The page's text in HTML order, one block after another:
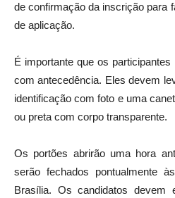
de confirmação da inscrição para
de aplicação.
É importante que os
com antecedência. Eles devem
identificação com foto e uma
ou preta com corpo transparente.
Os portões abrirão uma hora
serão fechados pontualmente
Brasília. Os candidatos devem